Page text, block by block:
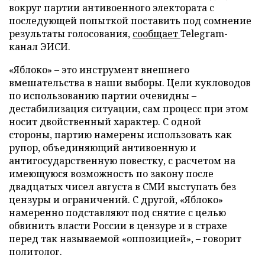
вокруг партии антивоенного электората с
последующей попыткой поставить под сомнение
результаты голосования, сообщаетTelegram-
канал ЭИСИ.
«Яблоко» – это инструмент внешнего
вмешательства в наши выборы. Цели кукловодов
по использованию партии очевидны –
дестабилизация ситуации, сам процесс при этом
носит двойственный характер. С одной
стороны, партию намерены использовать как
рупор, объединяющий антивоенную и
антигосударственную повестку, с расчетом на
имеющуюся возможность по закону после
двадцатых чисел августа в СМИ выступать без
цензуры и ограничений. С другой, «Яблоко»
намеренно подставляют под снятие с целью
обвинить власти России в цензуре и в страхе
перед так называемой «оппозицией», – говорит
политолог.